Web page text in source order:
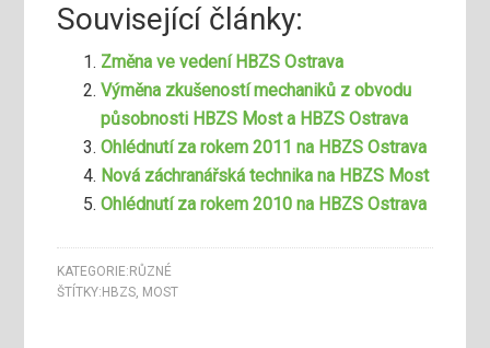
Související články:
Změna ve vedení HBZS Ostrava
Výměna zkušeností mechaniků z obvodu
působnosti HBZS Most a HBZS Ostrava
Ohlédnutí za rokem 2011 na HBZS Ostrava
Nová záchranářská technika na HBZS Most
Ohlédnutí za rokem 2010 na HBZS Ostrava
KATEGORIE: RŮZNÉ
ŠTÍTKY: HBZS, MOST